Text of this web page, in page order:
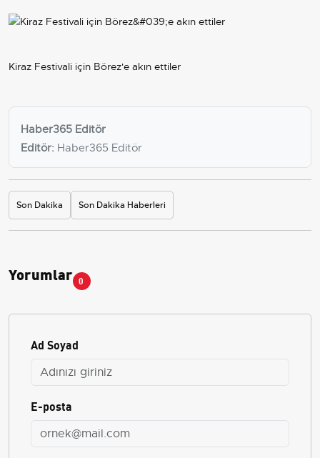
Kiraz Festivali için Börez'e akın ettiler
Haber365 Editör
Editör: Haber365 Editör
Son Dakika Son Dakika Haberleri
Yorumlar 0
Ad Soyad
E-posta